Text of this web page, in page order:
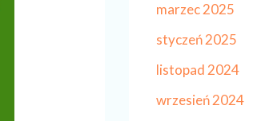
marzec 2025
styczeń 2025
listopad 2024
wrzesień 2024